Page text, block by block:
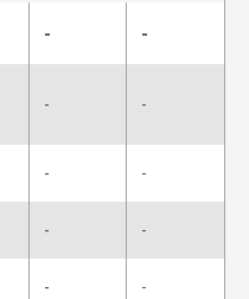
- -
- -
- -
- -
- -